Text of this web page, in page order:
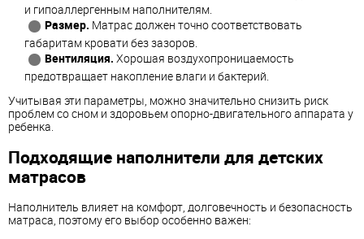
и гипоаллергенным наполнителям.
Размер. Матрас должен точно соответствовать
габаритам кровати без зазоров.
Вентиляция. Хорошая воздухопроницаемость
предотвращает накопление влаги и бактерий.
Учитывая эти параметры, можно значительно снизить риск
проблем со сном и здоровьем опорно-двигательного аппарата у
ребенка.
Подходящие наполнители для детских
матрасов
Наполнитель влияет на комфорт, долговечность и безопасность
матраса, поэтому его выбор особенно важен: